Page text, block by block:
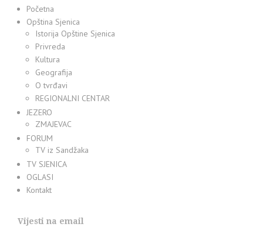
Početna
Opština Sjenica
Istorija Opštine Sjenica
Privreda
Kultura
Geografija
O tvrđavi
REGIONALNI CENTAR
JEZERO
ZMAJEVAC
FORUM
TV iz Sandžaka
TV SJENICA
OGLASI
Kontakt
Vijesti na email